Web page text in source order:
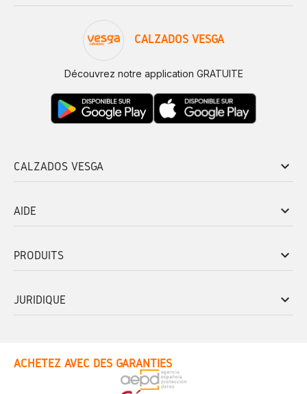
CALZADOS VESGA
Découvrez notre application GRATUITE
CALZADOS VESGA keyboard_arrow_down
AIDE keyboard_arrow_down
PRODUITS keyboard_arrow_down
JURIDIQUE keyboard_arrow_down
ACHETEZ AVEC DES GARANTIES